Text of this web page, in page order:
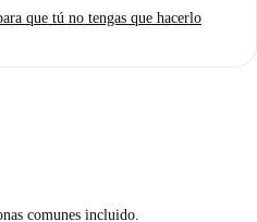
que tú no tengas que hacerlo
comunes incluido.